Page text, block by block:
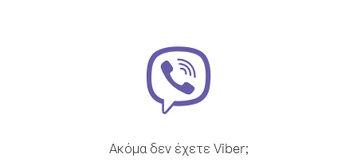
Ακόμα δεν έχετε Viber;